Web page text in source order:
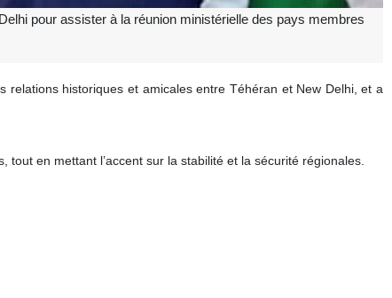
pour assister à la réunion ministérielle des pays membres
historiques et amicales entre Téhéran et New Delhi, et a
en mettant l’accent sur la stabilité et la sécurité régionales.